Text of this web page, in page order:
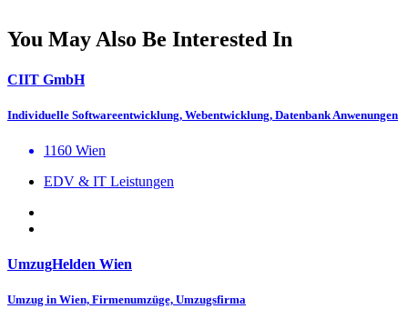
You May Also Be Interested In
CIIT GmbH
Individuelle Softwareentwicklung, Webentwicklung, Datenbank Anwenungen
1160 Wien
EDV & IT Leistungen
UmzugHelden Wien
Umzug in Wien, Firmenumzüge, Umzugsfirma